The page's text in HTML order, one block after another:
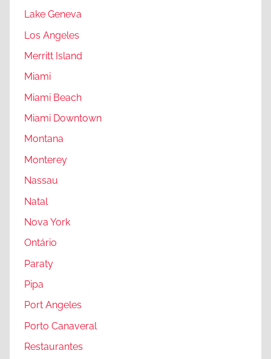
o
r
t
o
a
n
u
v
e
,
V
i
t
Lake Geneva
Los Angeles
Merritt Island
Miami
Miami Beach
Miami Downtown
Montana
Monterey
Nassau
Natal
Nova York
Ontário
Paraty
Pipa
Port Angeles
Porto Canaveral
Restaurantes